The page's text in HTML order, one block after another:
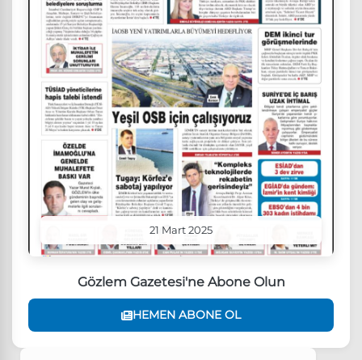
21 Mart 2025
Gözlem Gazetesi'ne Abone Olun
HEMEN ABONE OL